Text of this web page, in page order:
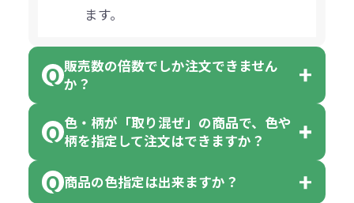
ます。
販売数の倍数でしか注文できません
か？
一部商品（※）を除き、注文可能数
です。
色・柄が「取り混ぜ」の商品で、色や
柄を指定して注文はできますか？
「色・柄 取り混ぜ」のラベルがつい
商品の色指定は出来ますか？